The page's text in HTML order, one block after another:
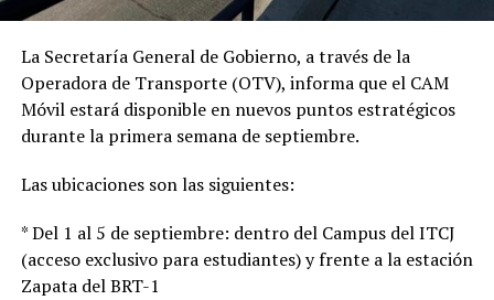
La Secretaría General de Gobierno, a través de la
Operadora de Transporte (OTV), informa que el CAM
Móvil estará disponible en nuevos puntos estratégicos
durante la primera semana de septiembre.
Las ubicaciones son las siguientes:
* Del 1 al 5 de septiembre: dentro del Campus del ITCJ
(acceso exclusivo para estudiantes) y frente a la estación
Zapata del BRT-1